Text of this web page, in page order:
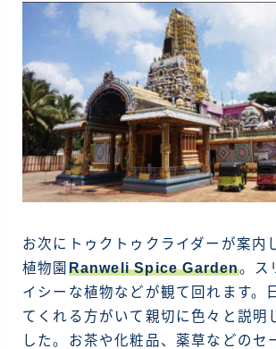
お次にトゥクトゥクライダーが案内
植物園 Ranweli Spice Garden。ス
イシーな植物などが観て回れます。
てくれる方がいて親切に色々と説明
した。お茶や化粧品、薬草などのセ